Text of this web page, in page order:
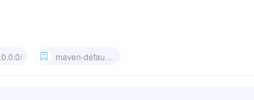
maven-default-http-blocker